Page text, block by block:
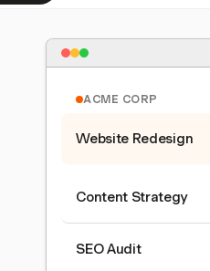
ACME CORP
Website Redesign
Content Strategy
SEO Audit